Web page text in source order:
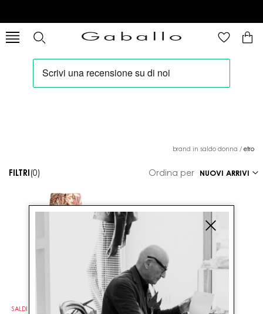
brand in saldo donna / etro
FILTRI (0) Ordina per
SALDI